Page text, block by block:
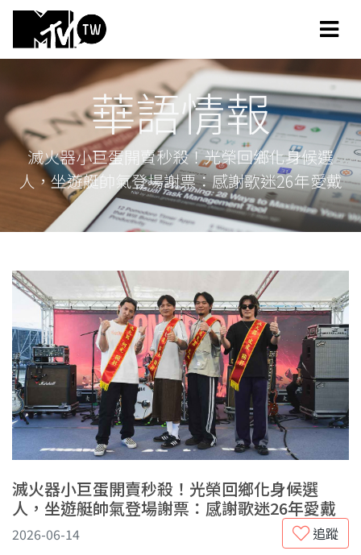
華語情報
滅火器小巨蛋開賣秒殺！光榮回鄉化身候選
人，坐遊艇帥氣登場謝票：感謝歌迷26年愛戴
滅火器小巨蛋開賣秒殺！光榮回鄉化身候選
人，坐遊艇帥氣登場謝票：感謝歌迷26年愛戴
追蹤
2026-06-14